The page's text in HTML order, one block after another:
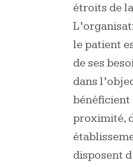
étroits de
le patient
de ses
dans
bénéficient
proximité,
disposent